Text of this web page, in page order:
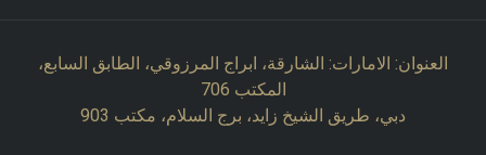
العنوان: الامارات: الشارقة، ابراج المرزوقي، الطابق السابع،
المكتب 706
دبي، طريق الشيخ زايد، برج السلام، مكتب 903